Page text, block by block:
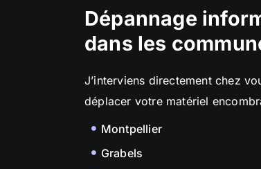
Dépannage
dans les
J’interviens directement chez
déplacer votre matériel
Montpellier
Grabels